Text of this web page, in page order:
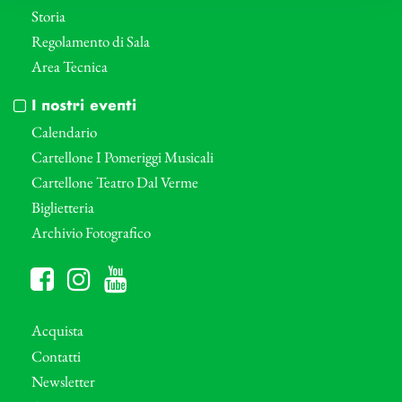
Storia
Regolamento di Sala
Area Tecnica
I nostri eventi
Calendario
Cartellone I Pomeriggi Musicali
Cartellone Teatro Dal Verme
Biglietteria
Archivio Fotografico
Acquista
Contatti
Newsletter